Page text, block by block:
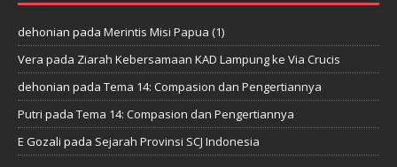
dehonian pada Merintis Misi Papua (1)
Vera pada Ziarah Kebersamaan KAD Lampung ke Via Crucis
dehonian pada Tema 14: Compasion dan Pengertiannya
Putri pada Tema 14: Compasion dan Pengertiannya
E Gozali pada Sejarah Provinsi SCJ Indonesia